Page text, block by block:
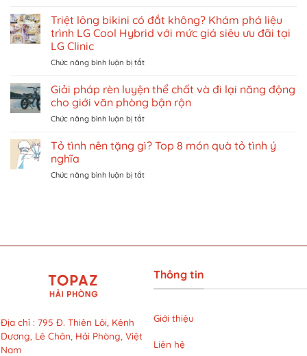
NỔI
TIẾNG
DÀNH
NỮ
VIỆT
NAM
dẫn
chi
tiết
đặt
khu
vui
chơi
giải
ở
Traveloka
Triệt lông bikini có đắt không? Khám phá liệu
trình LG Cool Hybrid với mức giá siêu ưu đãi tại
LG Clinic
Chức năng bình luận bị tắtở
lông
bikini
có
đắt
Khám
trình
giá
Clinic
Giải pháp rèn luyện thể chất và đi lại năng động
cho giới văn phòng bận rộn
Chức năng bình luận bị tắtở
pháp
rèn
thể
động
giới
văn
phòng
rộn
Tỏ tình nên tặng gì? Top 8 món quà tỏ tình ý
nghĩa
Chức năng bình luận bị tắtở
Top
quà
nghĩa
Địa chỉ : 795 Đ. Thiên Lôi, Kênh
Dương, Lê Chân, Hải Phòng, Việt
Nam
Thông tin
Giới thiệu
Liên hệ